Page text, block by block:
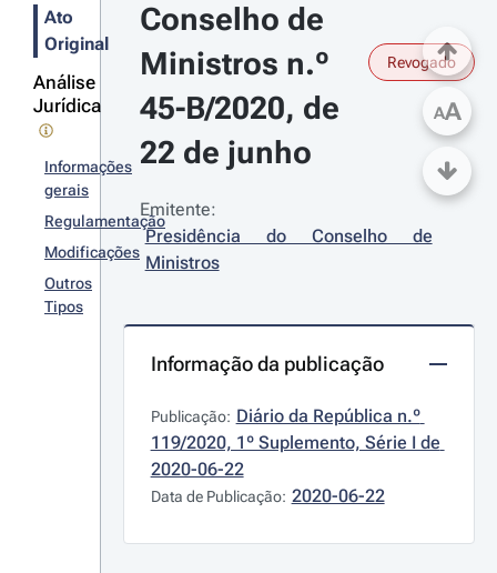
Ato
Original
Análise
Jurídica
Informações
gerais
Regulamentação
Modificações
Outros
Tipos
Conselho de
Ministros n.º
45-B/2020, de
22 de junho
Revogado
Emitente:
Presidência do Conselho de
Ministros
Informação da publicação
Publicação: Diário da República n.º
119/2020, 1º Suplemento, Série I de
2020-06-22
Data de Publicação: 2020-06-22
AA